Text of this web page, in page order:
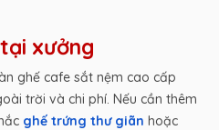
xưởng
ghế cafe sắt nệm cao cấp
trời và chi phí. Nếu cần thêm
ghế trứng thư giãn hoặc